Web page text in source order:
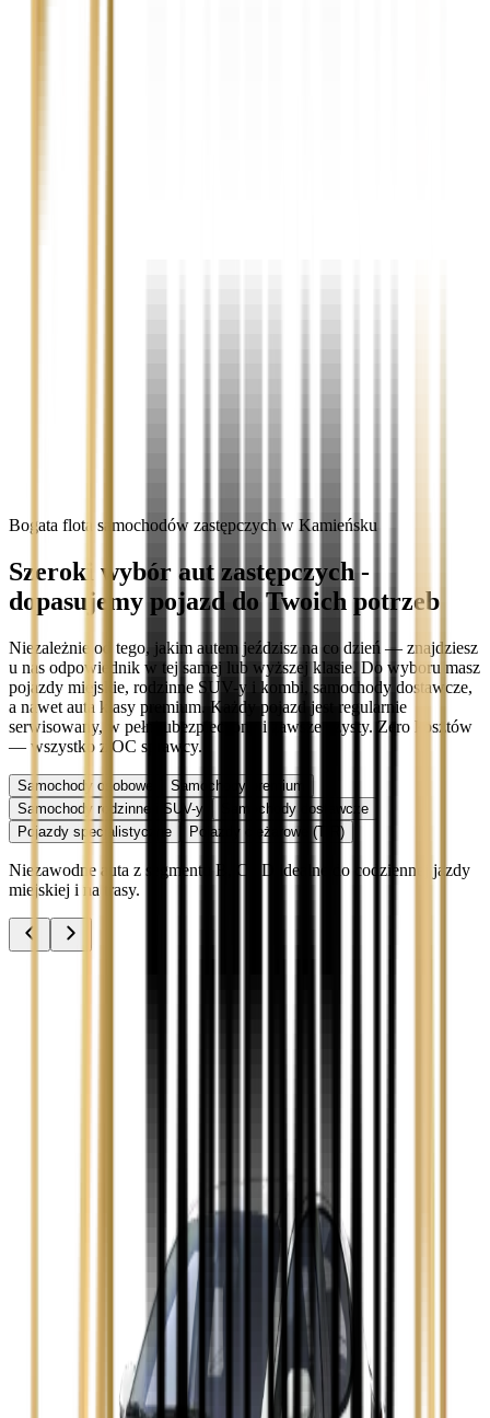
Bogata flota samochodów zastępczych w Kamieńsku
Szeroki wybór aut zastępczych -
dopasujemy pojazd do Twoich potrzeb
Niezależnie od tego, jakim autem jeździsz na co dzień — znajdziesz
u nas odpowiednik w tej samej lub wyższej klasie. Do wyboru masz
pojazdy miejskie, rodzinne SUV-y i kombi, samochody dostawcze,
a nawet auta klasy premium. Każdy pojazd jest regularnie
serwisowany, w pełni ubezpieczony i zawsze czysty. Zero kosztów
— wszystko z OC sprawcy.
Samochody osobowe
Samochody premium
Samochody rodzinne i SUV-y
Samochody dostawcze
Pojazdy specjalistyczne
Pojazdy ciężarowe (TIR)
Niezawodne auta z segmentu B, C i D idealne do codziennej jazdy
miejskiej i na trasy.